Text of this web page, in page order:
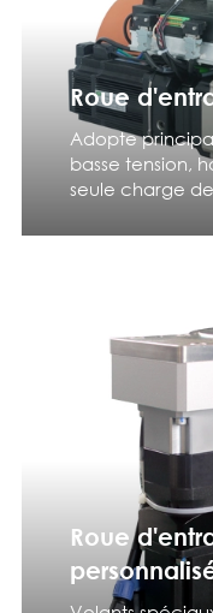
Roue
Adopte
basse tension,
seule charge
Roue